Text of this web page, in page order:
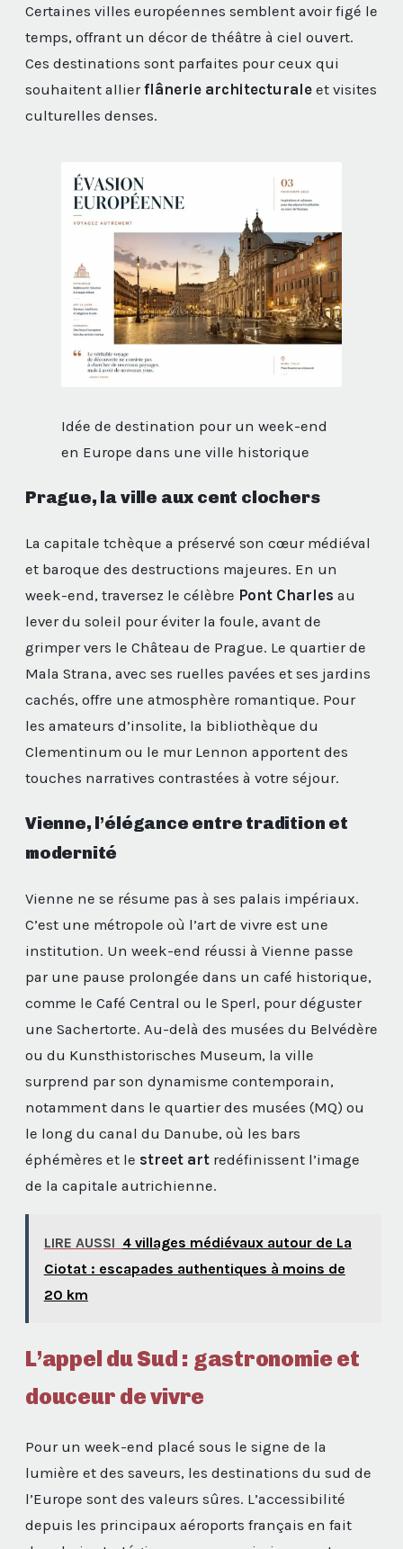
Certaines villes européennes semblent avoir figé le
temps, offrant un décor de théâtre à ciel ouvert.
Ces destinations sont parfaites pour ceux qui
souhaitent allierflânerie architecturale et visites
culturelles denses.
Idée de destination pour un week-end
en Europe dans une ville historique
Prague, la ville aux cent clochers
La capitale tchèque a préservé son cœur médiéval
et baroque des destructions majeures. En un
week-end, traversez le célèbre Pont Charles au
lever du soleil pour éviter la foule, avant de
grimper vers le Château de Prague. Le quartier de
Mala Strana, avec ses ruelles pavées et ses jardins
cachés, offre une atmosphère romantique. Pour
les amateurs d’insolite, la bibliothèque du
Clementinum ou le mur Lennon apportent des
touches narratives contrastées à votre séjour.
Vienne, l’élégance entre tradition et
modernité
Vienne ne se résume pas à ses palais impériaux.
C’est une métropole où l’art de vivre est une
institution. Un week-end réussi à Vienne passe
par une pause prolongée dans un café historique,
comme le Café Central ou le Sperl, pour déguster
une Sachertorte. Au-delà des musées du Belvédère
ou du Kunsthistorisches Museum, la ville
surprend par son dynamisme contemporain,
notamment dans le quartier des musées (MQ) ou
le long du canal du Danube, où les bars
éphémères et le street art redéfinissent l’image
de la capitale autrichienne.
LIRE AUSSI 4 villages médiévaux autour de La
Ciotat : escapades authentiques à moins de
20 km
L’appel du Sud : gastronomie et
douceur de vivre
Pour un week-end placé sous le signe de la
lumière et des saveurs, les destinations du sud de
l’Europe sont des valeurs sûres. L’accessibilité
depuis les principaux aéroports français en fait